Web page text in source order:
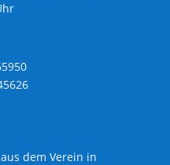
dem Verein in